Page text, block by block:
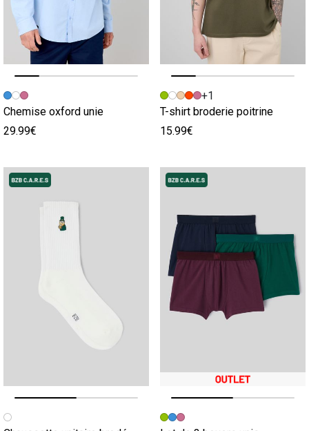
Image précédente
Image suivante
Chemise oxford unie
29.99€
Image précédente
Image suivante
+1
T-shirt broderie poitrine
15.99€
Image précédente
Image suivante
Image précédente
Image suivante